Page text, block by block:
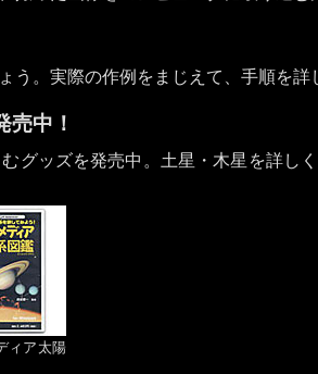
。実際の作例をまじえて、手順を詳
売中！
グッズを発売中。土星・木星を詳し
ィア太陽